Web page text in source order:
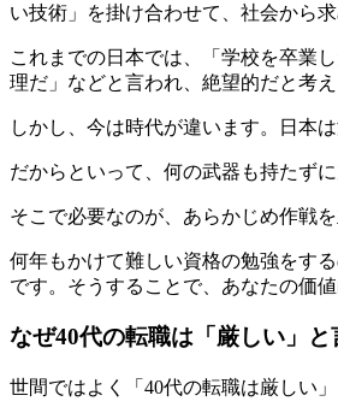
い技術」を掛け合わせて、社会から
これまでの日本では、「学校を卒業
理だ」などと言われ、絶望的だと考え
しかし、今は時代が違います。日本
だからといって、何の武器も持たず
そこで必要なのが、あらかじめ作戦
何年もかけて難しい資格の勉強をす
です。そうすることで、あなたの価
なぜ40代の転職は「厳しい」
世間ではよく「40代の転職は厳しい」